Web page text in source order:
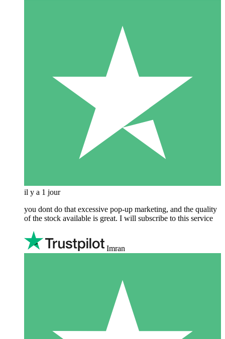
il y a 1 jour
you dont do that excessive pop-up marketing, and the quality
of the stock available is great. I will subscribe to this service
Imran